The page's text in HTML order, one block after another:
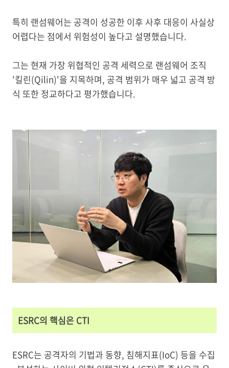
특히 랜섬웨어는 공격이 성공한 이후 사후 대응이 사실상
어렵다는 점에서 위험성이 높다고 설명했습니다.
그는 현재 가장 위협적인 공격 세력으로 랜섬웨어 조직
'킬린(Qilin)'을 지목하며, 공격 범위가 매우 넓고 공격 방
식 또한 정교하다고 평가했습니다.
ESRC의 핵심은 CTI
ESRC는 공격자의 기법과 동향, 침해지표(IoC) 등을 수집